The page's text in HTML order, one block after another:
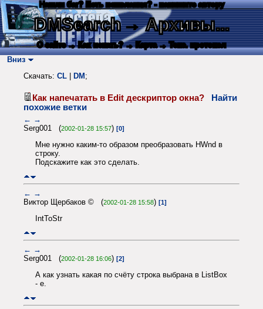
Нашли баг? Есть пожелания? - напишите автору
DMSearch→ Архивы...
О сайте → Как искать? → Карта → Текс. протокол
Вниз
Скачать: CL DM ;
Как напечатать в Edit дескриптор окна?
Найти
похожие ветки
← →
Serg001 (2002-01-28 15:57) [0]
Мне нужно каким-то образом преобразовать HWnd в
строку.
Подскажите как это сделать.
← →
Виктор Щербаков © (2002-01-28 15:58) [1]
IntToStr
← →
Serg001 (2002-01-28 16:06) [2]
А как узнать какая по счёту строка выбрана в ListBox
- е.